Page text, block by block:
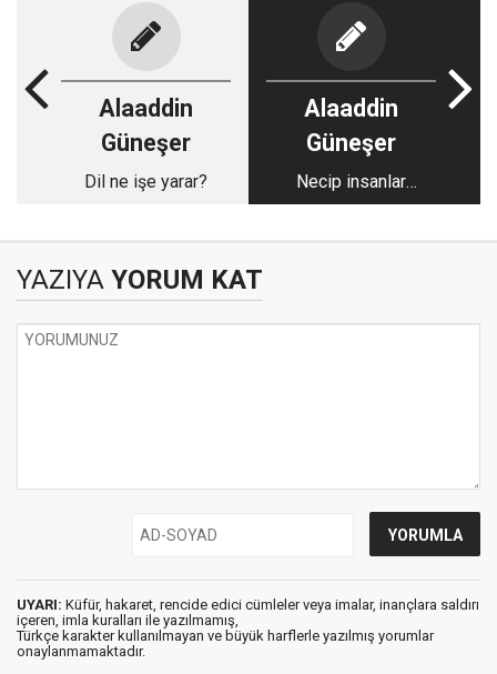
Alaaddin
Güneşer
Dil ne işe yarar?
Alaaddin
Güneşer
Necip insanlar
topluluğu (Dostlar
YAZIYA YORUM KAT
UYARI: Küfür, hakaret, rencide edici cümleler veya imalar, inançlara saldırı
içeren, imla kuralları ile yazılmamış,
Türkçe karakter kullanılmayan ve büyük harflerle yazılmış yorumlar
onaylanmamaktadır.